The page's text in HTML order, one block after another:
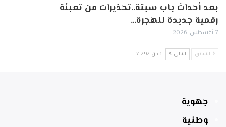
بعد أحداث باب سبتة..تحذيرات من تعبئة
رقمية جديدة للهجرة…
7 أغسطس, 2026
السابق التالي 1 من 7٬292
جهوية
وطنية